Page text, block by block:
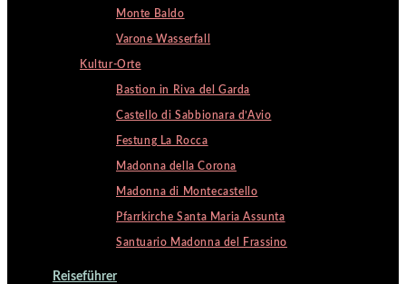
Monte Baldo
Varone Wasserfall
Kultur-Orte
Bastion in Riva del Garda
Castello di Sabbionara d’Avio
Festung La Rocca
Madonna della Corona
Madonna di Montecastello
Pfarrkirche Santa Maria Assunta
Santuario Madonna del Frassino
Reiseführer